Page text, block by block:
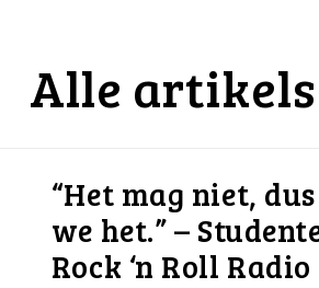
Alle artikels
“Het mag niet,
we het.” –
Rock ‘n Roll Radio